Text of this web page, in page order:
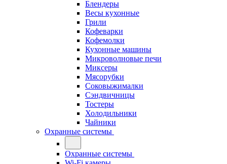
Блендеры
Весы кухонные
Грили
Кофеварки
Кофемолки
Кухонные машины
Микроволновые печи
Миксеры
Мясорубки
Соковыжималки
Сэндвичницы
Тостеры
Холодильники
Чайники
Охранные системы
Охранные системы